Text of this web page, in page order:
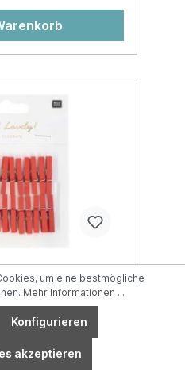
Clips 3cm
Stück
um eine bestmögliche
Mehr Informationen ...
Konfigurieren
akzeptieren